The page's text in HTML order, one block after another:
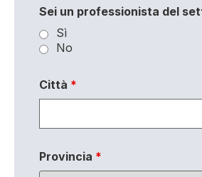
Sei un professionista del
Sì
No
Città *
Provincia *